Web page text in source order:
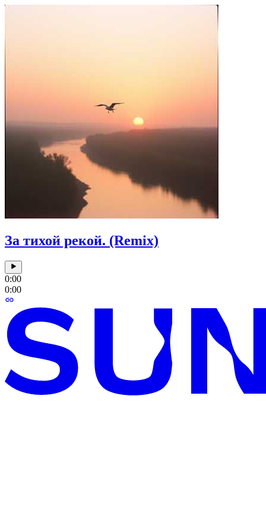
За тихой рекой. (Remix)
0:00
0:00